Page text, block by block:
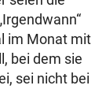
im Monat mit
bei dem sie
sei nicht bei